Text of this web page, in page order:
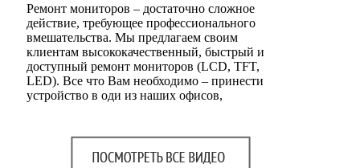
Ремонт мониторов – достаточно сложное
действие, требующее профессионального
вмешательства. Мы предлагаем своим
клиентам высококачественный, быстрый и
доступный ремонт мониторов (LCD, TFT,
LED). Все что Вам необходимо – принести
устройство в оди из наших офисов,